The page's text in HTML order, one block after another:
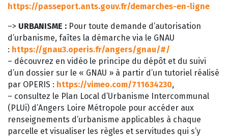
https://passeport.ants.gouv.fr/demarches-en-ligne
–> URBANISME : Pour toute demande d’autorisation
d’urbanisme, faîtes la démarche via le GNAU
: https://gnau3.operis.fr/angers/gnau/#/
– découvrez en vidéo le principe du dépôt et du suivi
d’un dossier sur le « GNAU » à partir d’un tutoriel réalisé
par OPERIS : https://vimeo.com/711634230,
– consultez le Plan Local d’Urbanisme Intercommunal
(PLUi) d’Angers Loire Métropole pour accéder aux
renseignements d’urbanisme applicables à chaque
parcelle et visualiser les règles et servitudes qui s’y